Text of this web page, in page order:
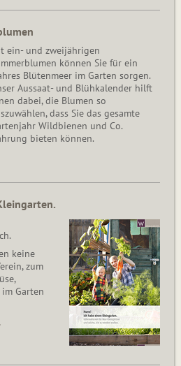
ein- und zweijährigen
können Sie für ein
Blütenmeer im Garten sorgen.
Aussaat- und Blühkalender hilft
dabei, die Blumen so
dass Sie das gesamte
Wildbienen und Co.
bieten können.
keine
zum
Garten